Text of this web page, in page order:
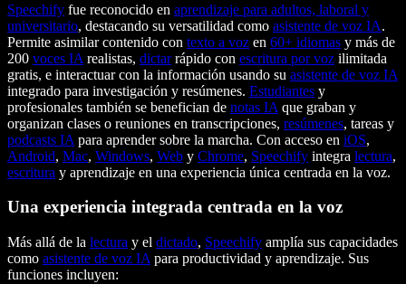
Speechify fue reconocido en aprendizaje para adultos, laboral y
universitario, destacando su versatilidad como asistente de voz IA.
Permite asimilar contenido con texto a voz en 60+ idiomas y más de
200 voces IA realistas, dictarrápido con escritura por voz ilimitada
gratis, e interactuar con la información usando su asistente de voz IA
integrado para investigación y resúmenes. Estudiantes y
profesionales también se benefician de notas IA que graban y
organizan clases o reuniones en transcripciones, resúmenes, tareas y
podcasts IA para aprender sobre la marcha. Con acceso en iOS,
Android, Mac, Windows, Web y Chrome, Speechify integra lectura,
escritura y aprendizaje en una experiencia única centrada en la voz.
Una experiencia integrada centrada en la voz
Más allá de la lectura y el dictado, Speechify amplía sus capacidades
como asistente de voz IA para productividad y aprendizaje. Sus
funciones incluyen: